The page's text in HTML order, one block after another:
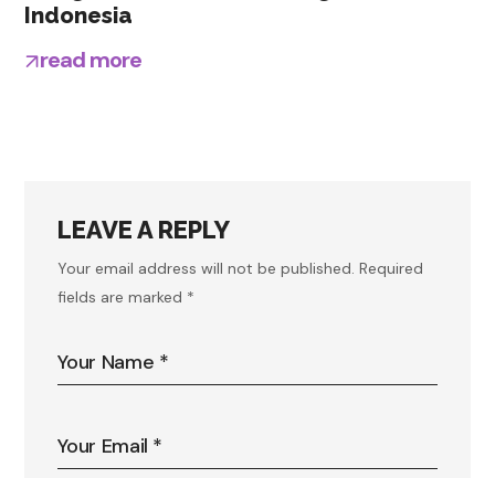
Indonesia
read more
LEAVE A REPLY
Your email address will not be published. Required
fields are marked *